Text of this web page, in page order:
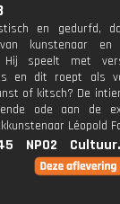
en gedurfd,
kunstenaar en
Hij speelt met
en dit roept als
of kitsch? De
ode aan de
Léopold
NPO2